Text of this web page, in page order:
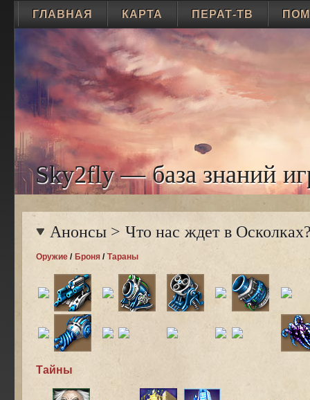
ГЛАВНАЯ КАРТА ПЕРАТ-ТВ
Sky2fly — база знаний
Анонсы> Что нас ждет в
Оружие/ Броня/Тараны
Тайны